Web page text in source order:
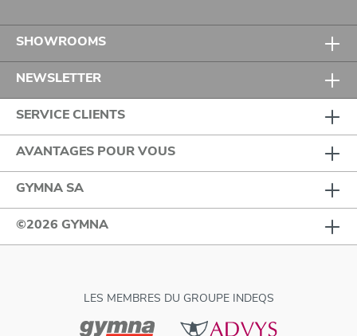
SHOWROOMS
NEWSLETTER
SERVICE CLIENTS
AVANTAGES POUR VOUS
GYMNA SA
©2026 GYMNA
LES MEMBRES DU GROUPE INDEQS